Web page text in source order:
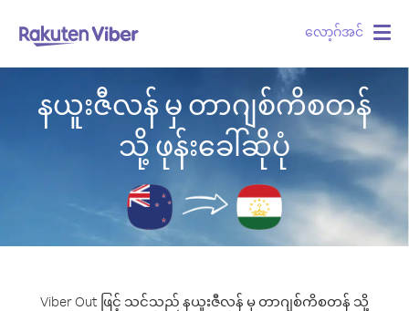
လော့ဂ်အင်
နယူးဇီလန် မှ တာဂျစ်ကိစတန်
သို့ ဖုန်းခေါ်ဆိုပုံ
Viber Out ဖြင့် သင်သည် နယူးဇီလန် မှ တာဂျစ်ကိစတန် သို့